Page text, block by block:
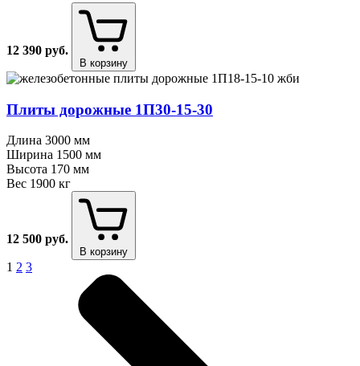
12 390 руб.
В корзину
Плиты дорожные 1П30⁠-⁠15⁠-⁠30
Длина 3000 мм
Ширина 1500 мм
Высота 170 мм
Вес 1900 кг
12 500 руб.
В корзину
1 2 3